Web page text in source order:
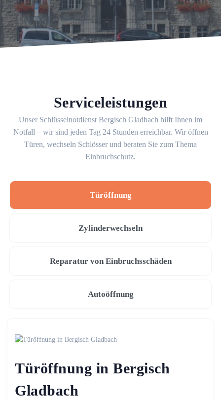
Serviceleistungen
Unser Schlüsselnotdienst Bergisch Gladbach hilft Ihnen im
Notfall – wir sind jeden Tag 24 Stunden erreichbar. Wir öffnen
Türen, wechseln Schlösser und beraten Sie zum Thema
Einbruchschutz.
Türöffnung
Zylinderwechseln
Reparatur von Einbruchsschäden
Autoöffnung
Türöffnung in Bergisch
Gladbach